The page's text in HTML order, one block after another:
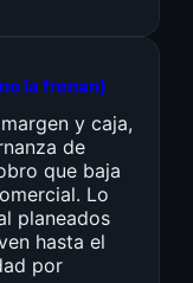
la frenan)
y caja,
de
que baja
Lo
planeados
hasta el
por